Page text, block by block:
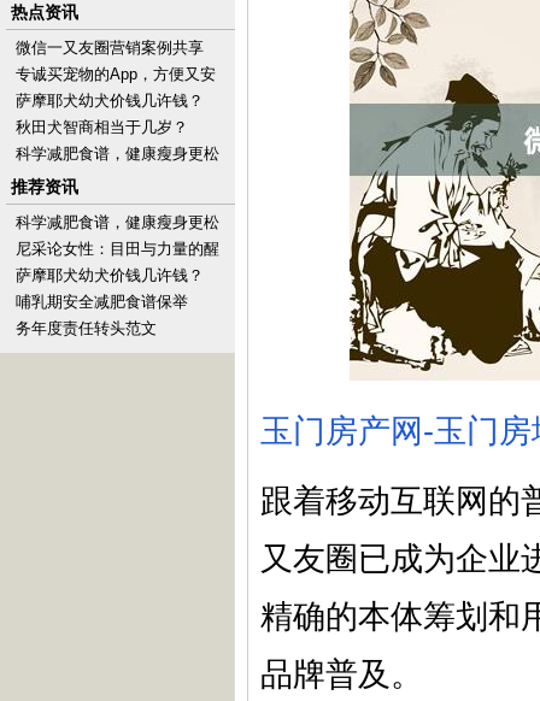
玉门房产网-玉门
跟着移动互联网的
又友圈已成为企业
精确的本体筹划和
品牌普及。
热点资讯
微信一又友圈营销案例共享
专诚买宠物的App，方便又安
全
萨摩耶犬幼犬价钱几许钱？
秋田犬智商相当于几岁？
科学减肥食谱，健康瘦身更松
手
推荐资讯
科学减肥食谱，健康瘦身更松
手
尼采论女性：目田与力量的醒
觉
萨摩耶犬幼犬价钱几许钱？
哺乳期安全减肥食谱保举
务年度责任转头范文